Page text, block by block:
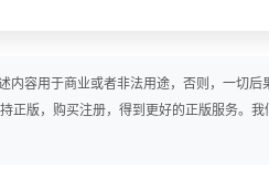
容用于商业或者非法用途，否则，一切后
正版，购买注册，得到更好的正版服务。